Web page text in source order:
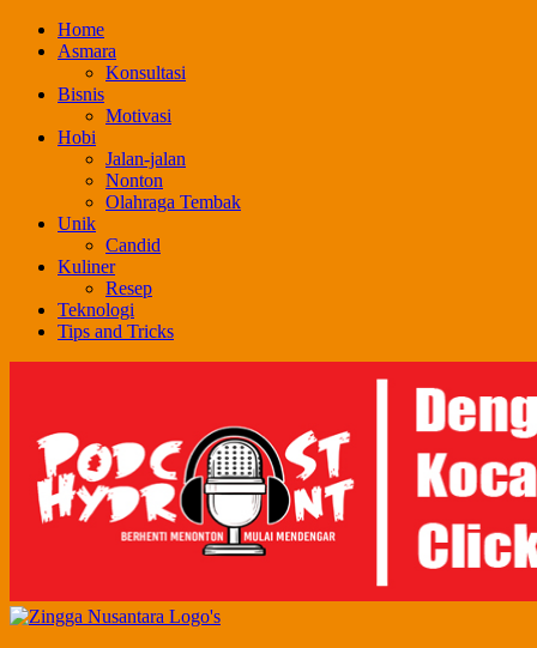
Skip
Home
Asmara
Konsultasi
Bisnis
Motivasi
Hobi
Jalan-jalan
Nonton
Olahraga Tembak
Unik
Candid
Kuliner
Resep
Teknologi
Tips and Tricks